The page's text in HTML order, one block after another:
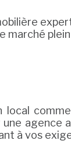
local
agence
à vos